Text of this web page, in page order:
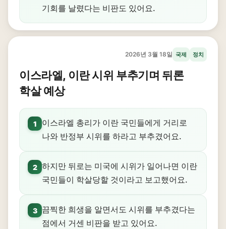
기회를 날렸다는 비판도 있어요.
2026년 3월 18일 국제 정치
이스라엘, 이란 시위 부추기며 뒤론
학살 예상
1
이스라엘 총리가 이란 국민들에게 거리로
나와 반정부 시위를 하라고 부추겼어요.
2 하지만 뒤로는 미국에 시위가 일어나면 이란
국민들이 학살당할 것이라고 보고했어요.
3
끔찍한 희생을 알면서도 시위를 부추겼다는
점에서 거센 비판을 받고 있어요.